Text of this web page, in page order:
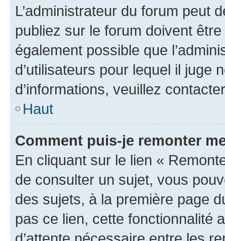
L’administrateur du forum peut
publiez sur le forum doivent
également possible que
d’utilisateurs pour lequel il juge
d’informations, veuillez
Haut
Comment puis-je remonter
En cliquant sur le lien «
de consulter un sujet, vous
des sujets, à la première page
pas ce lien, cette fonctionnalité